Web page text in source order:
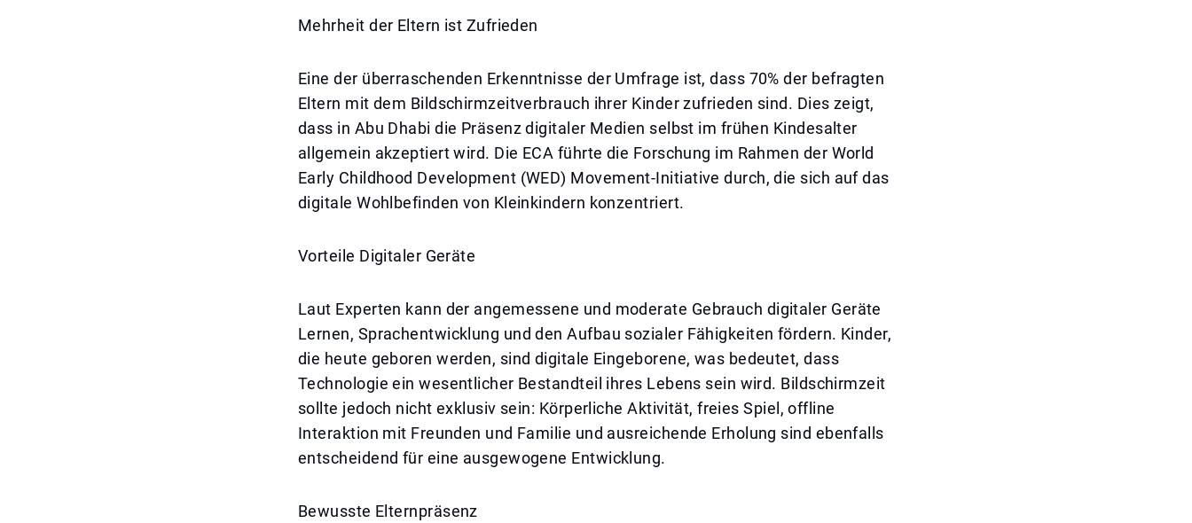
Mehrheit der Eltern ist Zufrieden
Eine der überraschenden Erkenntnisse der Umfrage ist, dass 70% der befragten
Eltern mit dem Bildschirmzeitverbrauch ihrer Kinder zufrieden sind. Dies zeigt,
dass in Abu Dhabi die Präsenz digitaler Medien selbst im frühen Kindesalter
allgemein akzeptiert wird. Die ECA führte die Forschung im Rahmen der World
Early Childhood Development (WED) Movement-Initiative durch, die sich auf das
digitale Wohlbefinden von Kleinkindern konzentriert.
Vorteile Digitaler Geräte
Laut Experten kann der angemessene und moderate Gebrauch digitaler Geräte
Lernen, Sprachentwicklung und den Aufbau sozialer Fähigkeiten fördern. Kinder,
die heute geboren werden, sind digitale Eingeborene, was bedeutet, dass
Technologie ein wesentlicher Bestandteil ihres Lebens sein wird. Bildschirmzeit
sollte jedoch nicht exklusiv sein: Körperliche Aktivität, freies Spiel, offline
Interaktion mit Freunden und Familie und ausreichende Erholung sind ebenfalls
entscheidend für eine ausgewogene Entwicklung.
Bewusste Elternpräsenz